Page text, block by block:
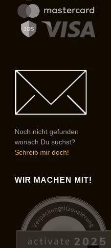
Noch nicht gefunden
wonach Du suchst?
Schreib mir doch!
WIR MACHEN MIT!